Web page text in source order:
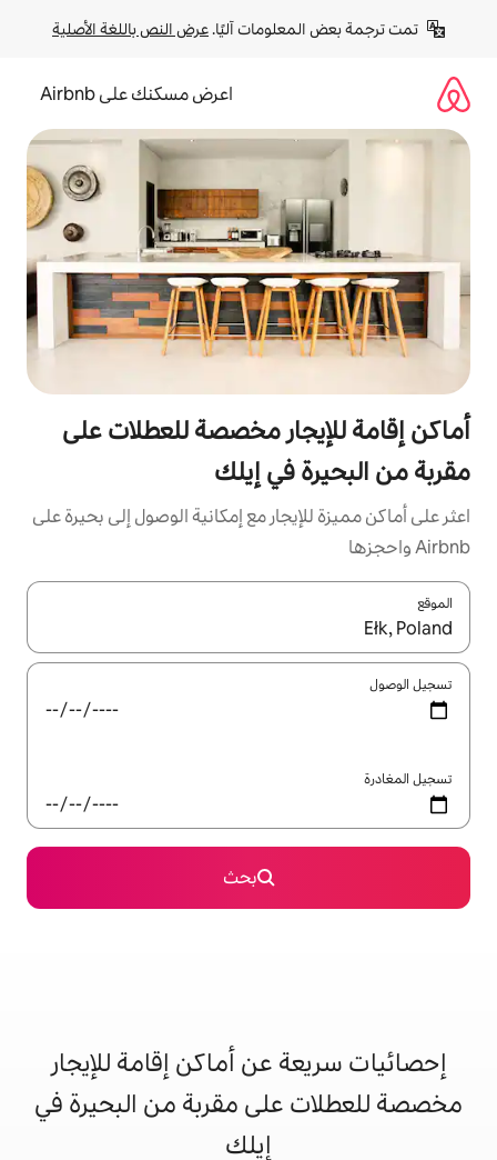
آليًا. عرض النص باللغة الأصلية
مخصصة للعطلات على
في إيلك
مع إمكانية الوصول إلى بحيرة على
باستخدام السهمين لأعلى ولأسفل أو استكشف عن طريق اللمس أو السحب.
عن أماكن إقامة للإيجار
مقربة من البحيرة في